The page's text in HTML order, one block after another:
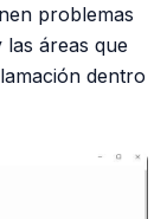
problemas
áreas que
dentro